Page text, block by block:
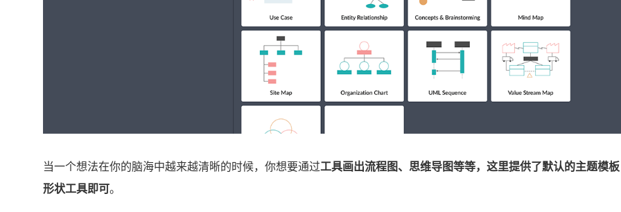
当一个想法在你的脑海中越来越清晰的时候，你想要通过工具画出流程图、思维导图等等，这里提供了默认的主题模
形状工具即可。